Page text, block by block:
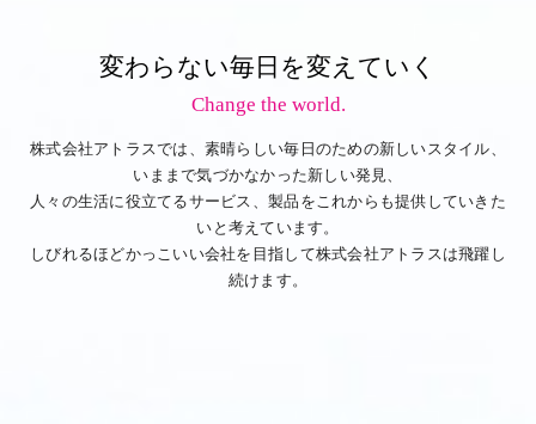
変わらない毎日を変えていく
Change the world.
株式会社アトラスでは、素晴らしい毎日のための新しいスタイル、
いままで気づかなかった新しい発見、
人々の生活に役立てるサービス、製品をこれからも提供していきた
いと考えています。
しびれるほどかっこいい会社を目指して株式会社アトラスは飛躍し
続けます。